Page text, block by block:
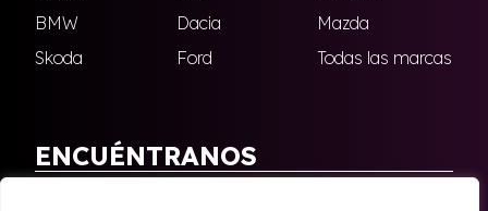
BMW
Dacia
Mazda
Skoda
Ford Todas las marcas
ENCUÉNTRANOS